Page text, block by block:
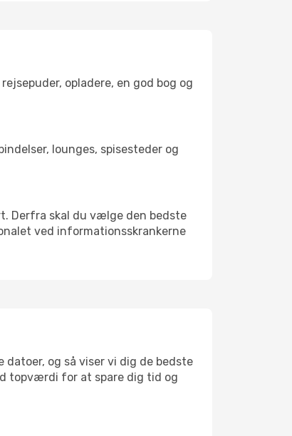
opladere, en god bog og
lounges, spisesteder og
Derfra skal du vælge den bedste
ved informationsskrankerne
og så viser vi dig de bedste
topværdi for at spare dig tid og